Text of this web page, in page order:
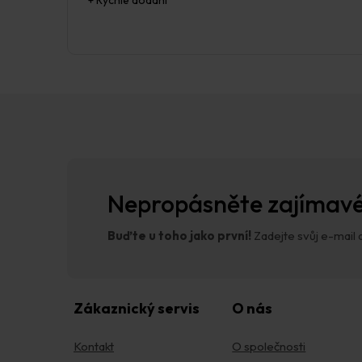
Nepropásněte
Buďte u toho jako první! Zadejte svůj e-mail
Zákaznický servis
Kontakt
O nás
O společnosti